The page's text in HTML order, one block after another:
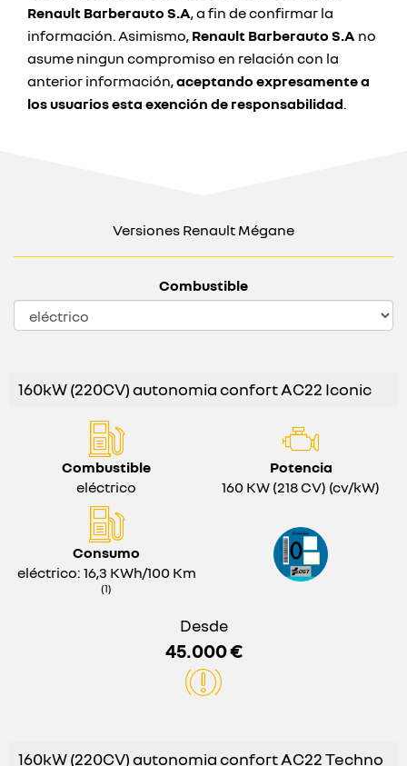
Renault Barberauto S.A, a fin de confirmar la
información. Asimismo, Renault Barberauto S.A no
asume ningun compromiso en relación con la
anterior información,aceptando expresamente a
los usuarios esta exención de responsabilidad.
Versiones Renault Mégane
Combustible
160kW (220CV) autonomia confort AC22 Iconic
Combustible
eléctrico
Potencia
160 KW (218 CV) (cv/kW)
Consumo
eléctrico: 16,3 KWh/100 Km
(1)
Desde
45.000 €
160kW (220CV) autonomia confort AC22 Techno